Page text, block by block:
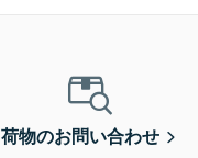
荷物のお問い合わせ